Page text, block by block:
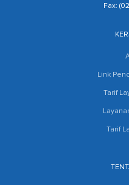
Fax:
Link
Tarif
Tarif